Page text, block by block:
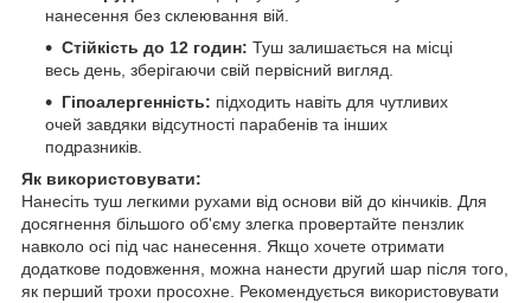
нанесення без склеювання вій.
Стійкість до 12 годин: Туш залишається на місці
весь день, зберігаючи свій первісний вигляд.
Гіпоалергенність: підходить навіть для чутливих
очей завдяки відсутності парабенів та інших
подразників.
Як використовувати:
Нанесіть туш легкими рухами від основи вій до кінчиків. Для
досягнення більшого об'єму злегка провертайте пензлик
навколо осі під час нанесення. Якщо хочете отримати
додаткове подовження, можна нанести другий шар після того,
як перший трохи просохне. Рекомендується використовувати